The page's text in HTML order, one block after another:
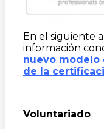
En el siguiente
información
nuevo modelo
de la
Voluntariado